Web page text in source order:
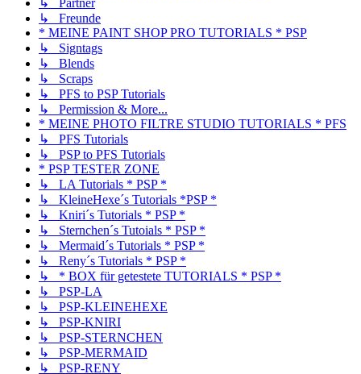
↳ Partner
↳ Freunde
* MEINE PAINT SHOP PRO TUTORIALS * PSP
↳ Signtags
↳ Blends
↳ Scraps
↳ PFS to PSP Tutorials
↳ Permission & More...
* MEINE PHOTO FILTRE STUDIO TUTORIALS * PFS
↳ PFS Tutorials
↳ PSP to PFS Tutorials
* PSP TESTER ZONE
↳ LA Tutorials * PSP *
↳ KleineHexe´s Tutorials *PSP *
↳ Kniri´s Tutorials * PSP *
↳ Sternchen´s Tutoials * PSP *
↳ Mermaid´s Tutorials * PSP *
↳ Reny´s Tutorials * PSP *
↳ * BOX für getestete TUTORIALS * PSP *
↳ PSP-LA
↳ PSP-KLEINEHEXE
↳ PSP-KNIRI
↳ PSP-STERNCHEN
↳ PSP-MERMAID
↳ PSP-RENY